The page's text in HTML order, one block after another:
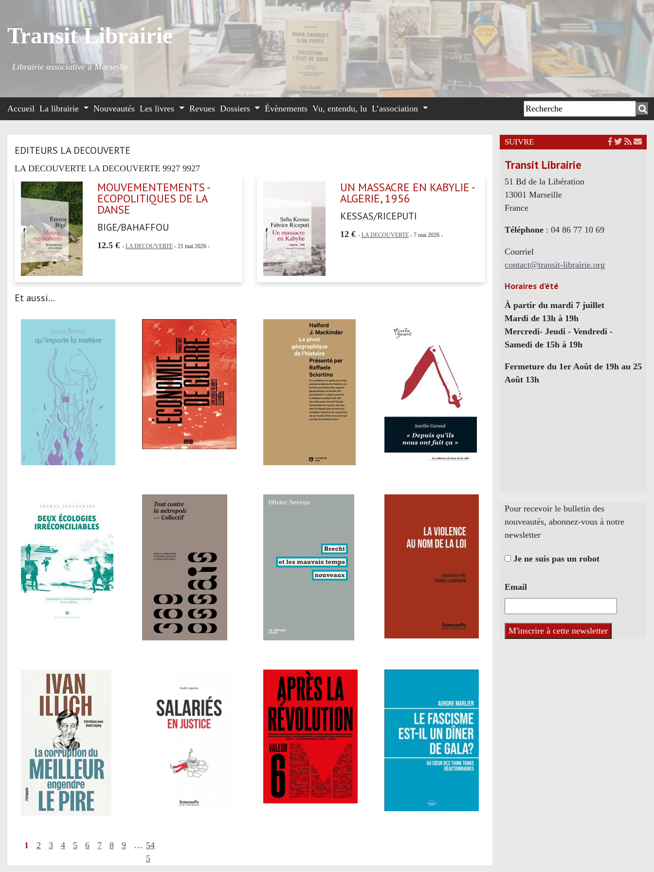
Transit Librairie
Librairie associative à Marseille
Accueil La librairie Nouveautés Les livres Revues Dossiers Évènements Vu, entendu, lu L’association
EDITEURS LA DECOUVERTE
LA DECOUVERTE LA DECOUVERTE 9927 9927
MOUVEMENTEMENTS -
ECOPOLITIQUES DE LA
DANSE
BIGE/BAHAFFOU
12.5 € -LA DECOUVERTE - 21 mai 2026 -
UN MASSACRE EN KABYLIE -
ALGERIE, 1956
KESSAS/RICEPUTI
12 € - LA DECOUVERTE- 7 mai 2026 -
Et aussi...
1 2 3 4 5 6 7 8 9 … 54
5
SUIVRE
Transit Librairie
51 Bd de la Libération
13001 Marseille
France
Téléphone: 04 86 77 10 69
Courriel
contact@transit-librairie.org
Horaires d’été
À partir du mardi 7 juillet
Mardi de 13h à 19h
Mercredi- Jeudi - Vendredi -
Samedi de 15h à 19h
Fermeture du 1er Août de 19h au 25
Août 13h
Pour recevoir le bulletin des
nouveautés, abonnez-vous à notre
newsletter
Je ne suis pas un robot
Email